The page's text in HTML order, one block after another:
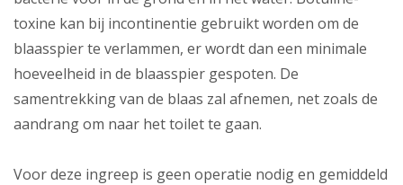
toxine kan bij incontinentie gebruikt worden om de
blaasspier te verlammen, er wordt dan een minimale
hoeveelheid in de blaasspier gespoten. De
samentrekking van de blaas zal afnemen, net zoals de
aandrang om naar het toilet te gaan.
Voor deze ingreep is geen operatie nodig en gemiddeld